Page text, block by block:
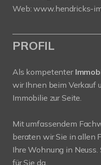
Web:www.hendricks-
PROFIL
Als kompetenter
wir Ihnen beim Verkauf
Immobilie zur Seite.
Mit umfassendem
beraten wir Sie in allen
Ihre Wohnung in
für Sie da.